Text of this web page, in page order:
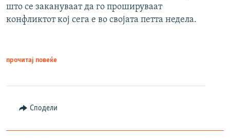
што се закануваат да го прошируваат
конфликтот кој сега е во својата петта недела.
прочитај повеќе
Сподели